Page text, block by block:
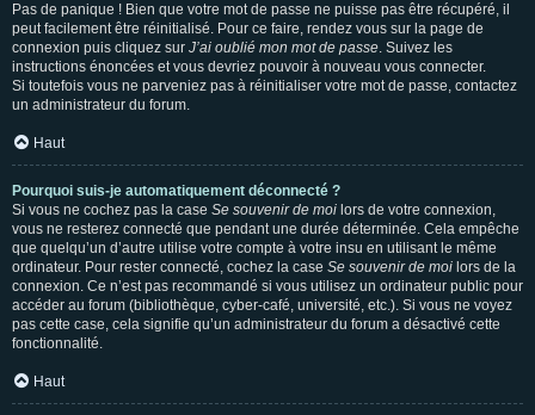
Pas de panique ! Bien que votre mot de passe ne puisse pas être récupéré, il
peut facilement être réinitialisé. Pour ce faire, rendez vous sur la page de
connexion puis cliquez sur J’ai oublié mon mot de passe. Suivez les
instructions énoncées et vous devriez pouvoir à nouveau vous connecter.
Si toutefois vous ne parveniez pas à réinitialiser votre mot de passe, contactez
un administrateur du forum.
Haut
Pourquoi suis-je automatiquement déconnecté ?
Si vous ne cochez pas la case Se souvenir de moi lors de votre connexion,
vous ne resterez connecté que pendant une durée déterminée. Cela empêche
que quelqu’un d’autre utilise votre compte à votre insu en utilisant le même
ordinateur. Pour rester connecté, cochez la case Se souvenir de moi lors de la
connexion. Ce n’est pas recommandé si vous utilisez un ordinateur public pour
accéder au forum (bibliothèque, cyber-café, université, etc.). Si vous ne voyez
pas cette case, cela signifie qu’un administrateur du forum a désactivé cette
fonctionnalité.
Haut